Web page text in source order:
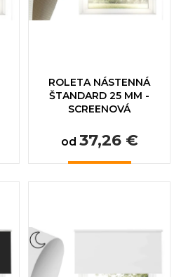
ROLETA NÁSTENNÁ
ŠTANDARD 25 MM -
SCREENOVÁ
od 37,26 €